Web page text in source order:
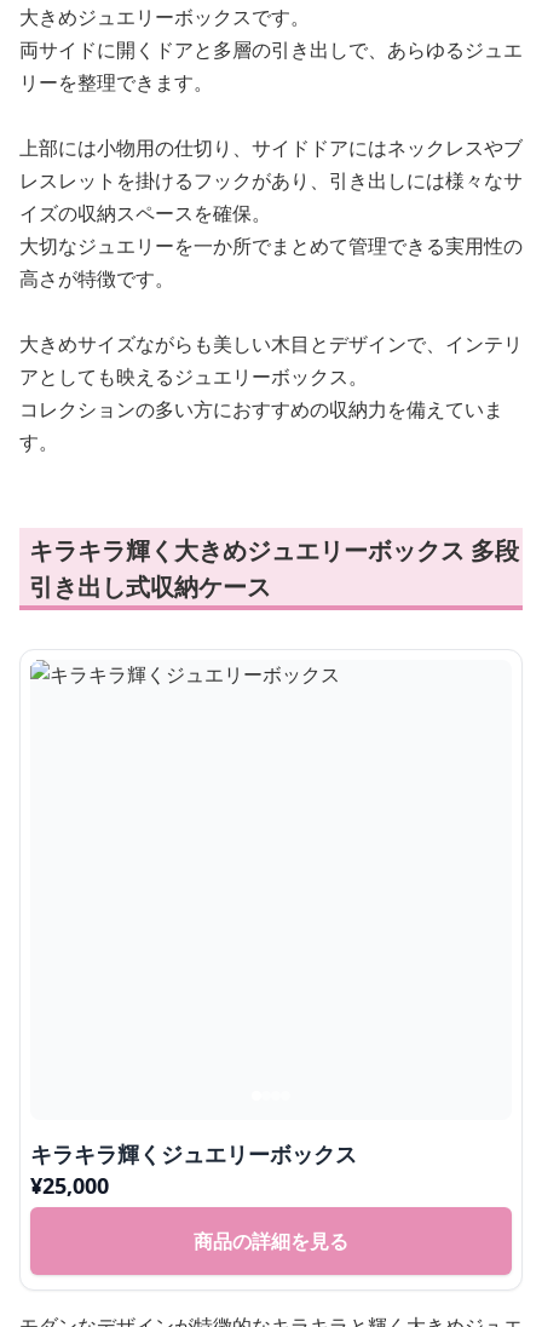
大きめジュエリーボックスです。
両サイドに開くドアと多層の引き出しで、あらゆるジュエ
リーを整理できます。
上部には小物用の仕切り、サイドドアにはネックレスやブ
レスレットを掛けるフックがあり、引き出しには様々なサ
イズの収納スペースを確保。
大切なジュエリーを一か所でまとめて管理できる実用性の
高さが特徴です。
大きめサイズながらも美しい木目とデザインで、インテリ
アとしても映えるジュエリーボックス。
コレクションの多い方におすすめの収納力を備えていま
す。
キラキラ輝く大きめジュエリーボックス 多段
引き出し式収納ケース
キラキラ輝くジュエリーボックス
¥25,000
商品の詳細を見る